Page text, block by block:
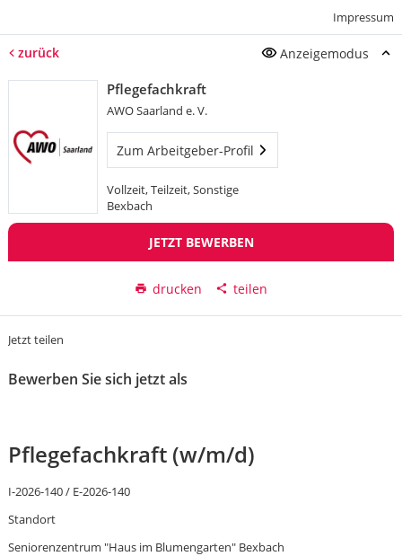
Impressum
zurück Anzeigemodus
Pflegefachkraft
AWO Saarland e. V.
Zum Arbeitgeber-Profil
Vollzeit, Teilzeit, Sonstige
Bexbach
JETZT BEWERBEN
drucken teilen
Jetzt teilen
Bewerben Sie sich jetzt als
Pflegefachkraft (w/m/d)
I-2026-140 / E-2026-140
Standort
Seniorenzentrum "Haus im Blumengarten" Bexbach